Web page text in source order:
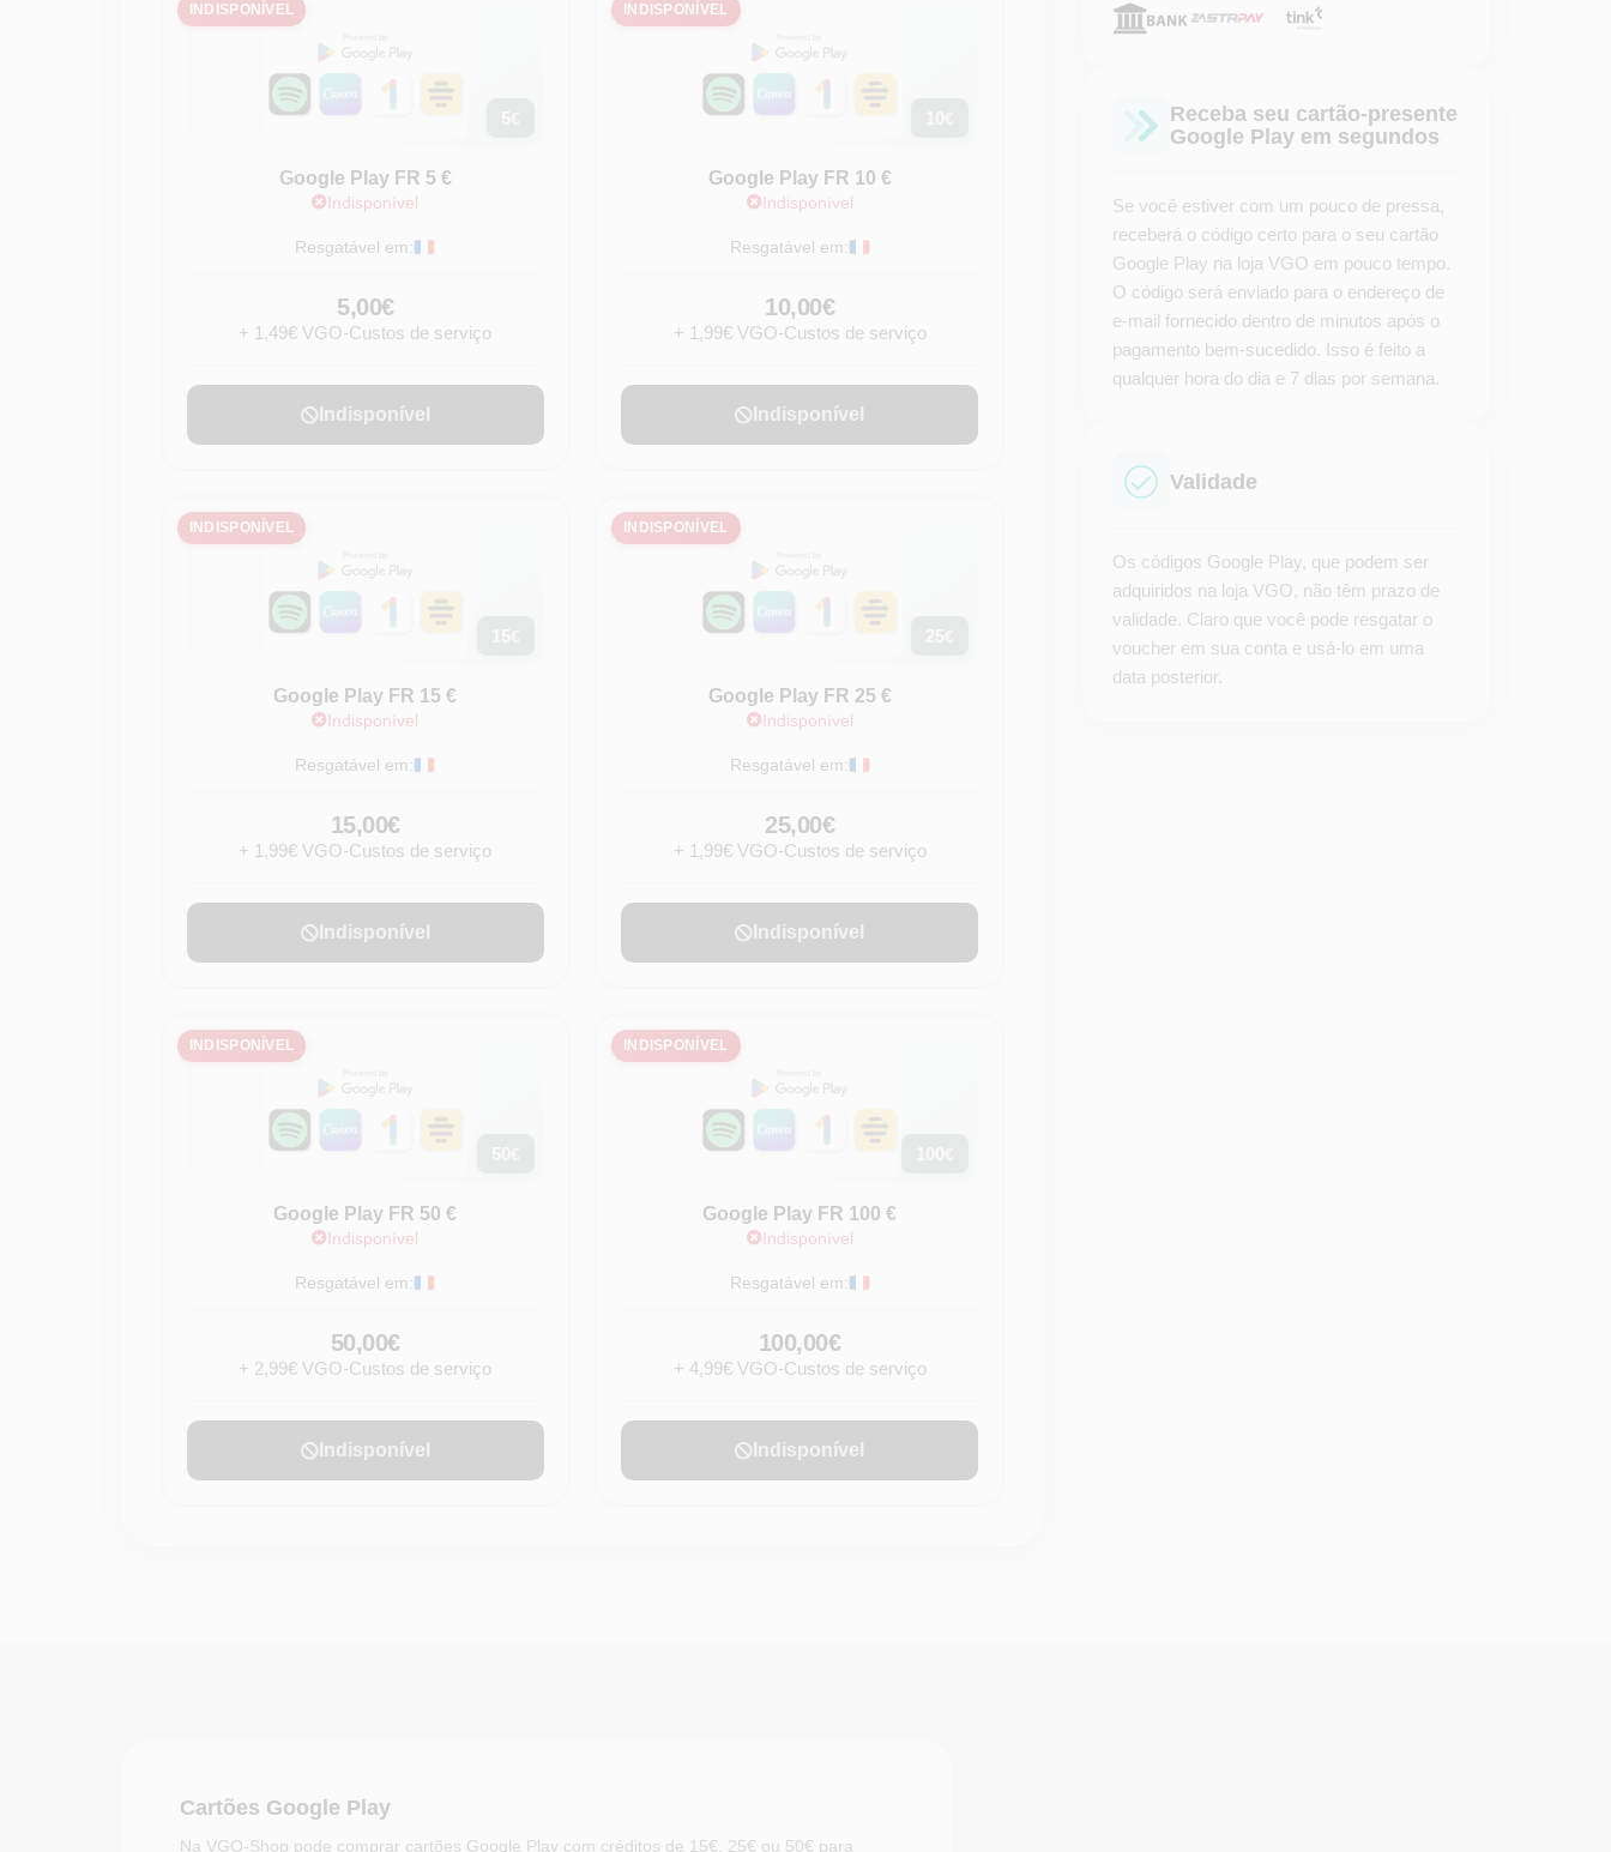
INDISPONÍVEL
Google Play FR 5 €
Indisponível
Resgatável em:
5,00€
+ 1,49€ VGO-Custos de serviço
Indisponível
INDISPONÍVEL
Google Play FR 10 €
Indisponível
Resgatável em:
10,00€
+ 1,99€ VGO-Custos de serviço
Indisponível
INDISPONÍVEL
Google Play FR 15 €
Indisponível
Resgatável em:
15,00€
+ 1,99€ VGO-Custos de serviço
Indisponível
INDISPONÍVEL
Google Play FR 25 €
Indisponível
Resgatável em:
25,00€
+ 1,99€ VGO-Custos de serviço
Indisponível
INDISPONÍVEL
Google Play FR 50 €
Indisponível
Resgatável em:
50,00€
+ 2,99€ VGO-Custos de serviço
Indisponível
INDISPONÍVEL
Google Play FR 100 €
Indisponível
Resgatável em:
100,00€
+ 4,99€ VGO-Custos de serviço
Indisponível
Receba seu cartão-presente
Google Play em segundos
Se você estiver com um pouco de pressa,
receberá o código certo para o seu cartão
Google Play na loja VGO em pouco tempo.
O código será enviado para o endereço de
e-mail fornecido dentro de minutos após o
pagamento bem-sucedido. Isso é feito a
qualquer hora do dia e 7 dias por semana.
Validade
Os códigos Google Play, que podem ser
adquiridos na loja VGO, não têm prazo de
validade. Claro que você pode resgatar o
voucher em sua conta e usá-lo em uma
data posterior.
Cartões Google Play
Na VGO-Shop pode comprar cartões Google Play com créditos de 15€, 25€ ou 50€ para